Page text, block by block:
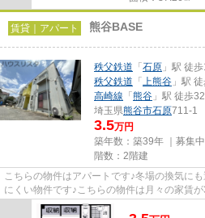
賃貸｜アパート 熊谷BASE
秩父鉄道 「 石原 」駅 徒
秩父鉄道 「 上熊谷 」駅
高崎線 「 熊谷 」駅 徒歩
埼玉県熊谷市石原711-1
3.5万円
築年数：築39年 ｜募集中
階数：2階建
こちらの物件はアパートです♪冬場の換気に
にくい物件です♪こちらの物件は月々の家賃
「熊谷BASE」♪ぜひ一度ご覧...